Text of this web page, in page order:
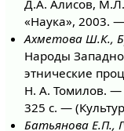
Д.А. Алисов,
«Наука», 2003.
Ахметова Ш.К.,
Народы
этнические
Н. А. Томилов. —
325 с. —
Батьянова Е.П.,